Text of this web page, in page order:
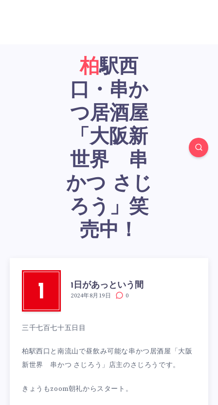
柏駅西
口・串か
つ居酒屋
「大阪新
世界 串
かつ さじ
ろう」笑
売中！
1 1日があっという間
2024年8月19日 0
三千七百七十五日目
柏駅西口と南流山で昼飲み可能な串かつ居酒屋「大阪
新世界 串かつ さじろう」店主のさじろうです。
きょうもzoom朝礼からスタート。